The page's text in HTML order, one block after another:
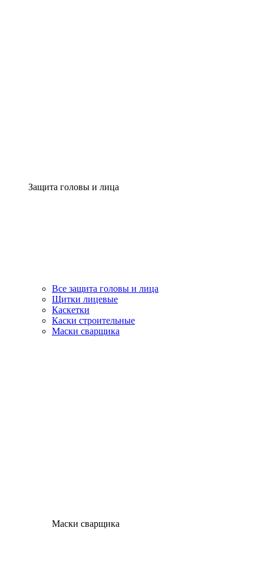
Защита головы и лица
Все защита головы и лица
Щитки лицевые
Каскетки
Каски строительные
Маски сварщика
Маски сварщика